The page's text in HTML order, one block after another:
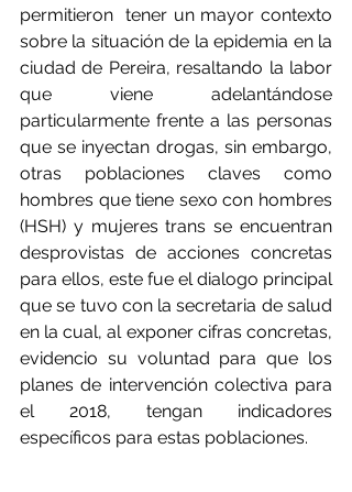
permitieron  tener un mayor contexto
sobre la situación de la epidemia en la
ciudad de Pereira, resaltando la labor
que viene adelantándose
particularmente frente a las personas
que se inyectan drogas, sin embargo,
otras poblaciones claves como
hombres que tiene sexo con hombres
(HSH) y mujeres trans se encuentran
desprovistas de acciones concretas
para ellos, este fue el dialogo principal
que se tuvo con la secretaria de salud
en la cual, al exponer cifras concretas,
evidencio su voluntad para que los
planes de intervención colectiva para
el 2018, tengan indicadores
específicos para estas poblaciones.